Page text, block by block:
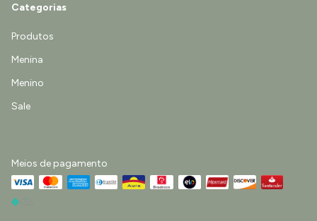
Categorias
Produtos
Menina
Menino
Sale
Meios de pagamento